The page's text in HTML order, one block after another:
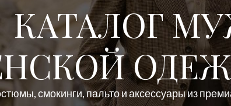
КАТАЛОГ
смокинги, пальто и аксессуары из